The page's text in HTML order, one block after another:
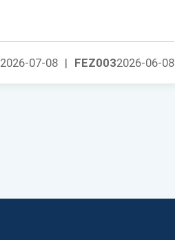
FEZ0032026-06-08
2026-07-08 |